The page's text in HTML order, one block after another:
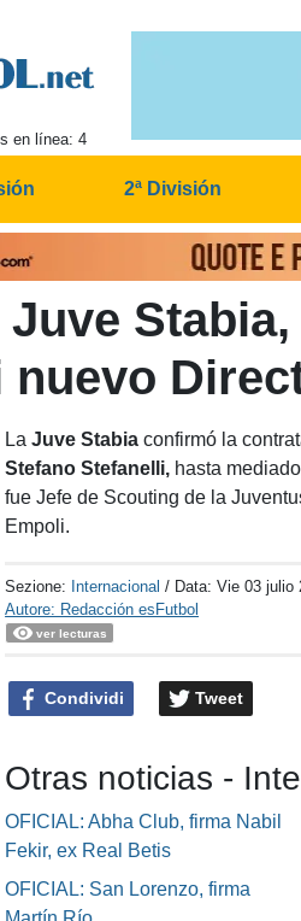
en línea: 4
2ª División
Juve
nuevo
LaJuve Stabia confirmó la
Stefano Stefanelli, hasta
fue Jefe de Scouting de la
Empoli.
Sezione: Internacional / Data:Vie 03 julio
Autore: Redacción esFutbol
ver lecturas
Condividi Tweet
Otras noticias -
OFICIAL: Abha Club, firma Nabil
Fekir, ex Real Betis
OFICIAL: San Lorenzo, firma